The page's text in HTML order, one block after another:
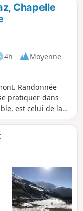
Chapelle
4h
Moyenne
Randonnée
pratiquer dans
est celui de la
de la trace
dégagé, libérant
et de
est à
ne présente pas